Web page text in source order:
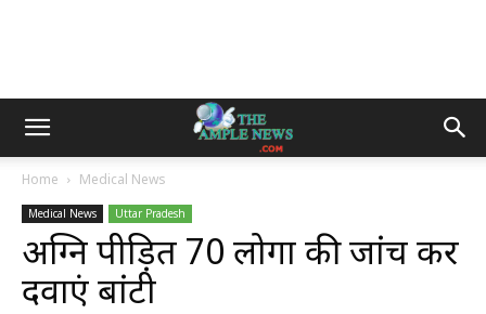
Home Medical News
Medical News Uttar Pradesh
अग्नि पीड़ित 70 लोगों की जांच कर
दवाएं बांटी